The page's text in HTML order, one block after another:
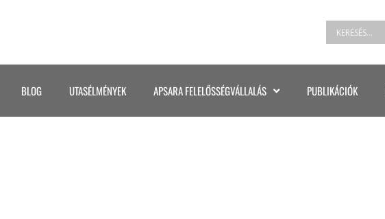
BLOG UTASÉLMÉNYEK APSARA FELELŐSSÉGVÁLLALÁS PUBLIKÁCIÓK